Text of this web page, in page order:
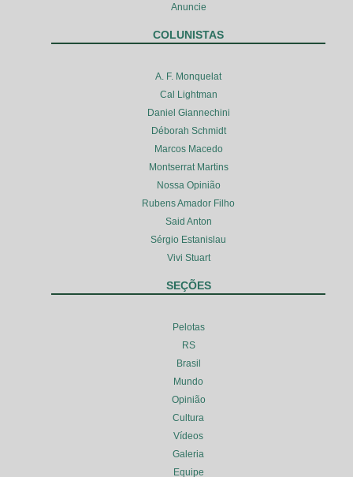
Anuncie
COLUNISTAS
A. F. Monquelat
Cal Lightman
Daniel Giannechini
Déborah Schmidt
Marcos Macedo
Montserrat Martins
Nossa Opinião
Rubens Amador Filho
Said Anton
Sérgio Estanislau
Vivi Stuart
SEÇÕES
Pelotas
RS
Brasil
Mundo
Opinião
Cultura
Vídeos
Galeria
Equipe